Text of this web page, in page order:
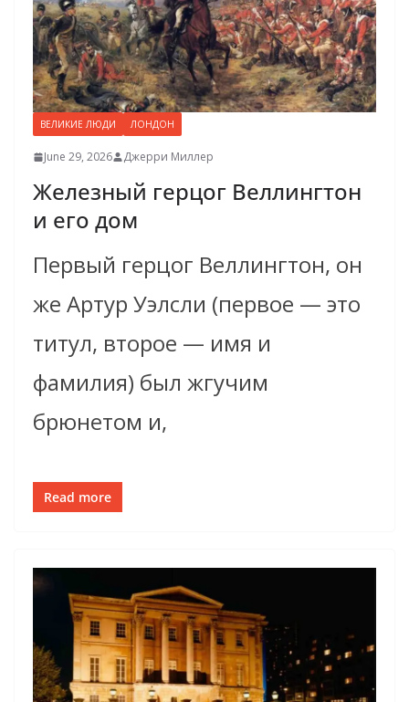
ВЕЛИКИЕ ЛЮДИ ЛОНДОН
June 29, 2026 Джерри Миллер
Железный герцог Веллингтон
и его дом
Первый герцог Веллингтон, он
же Артур Уэлсли (первое — это
титул, второе — имя и
фамилия) был жгучим
брюнетом и,
Read more